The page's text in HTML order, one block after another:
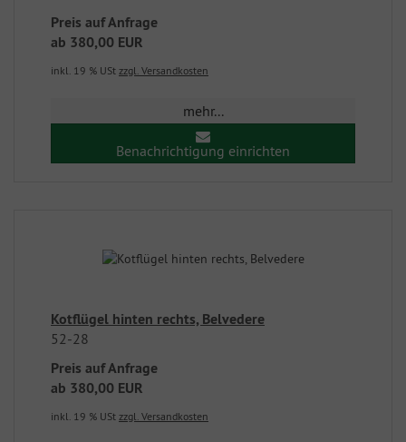
Preis auf Anfrage
ab 380,00 EUR
inkl. 19 % USt zzgl. Versandkosten
mehr...
Benachrichtigung einrichten
Kotflügel hinten rechts, Belvedere
52-28
Preis auf Anfrage
ab 380,00 EUR
inkl. 19 % USt zzgl. Versandkosten